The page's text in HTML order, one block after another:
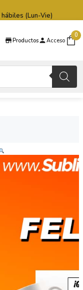
Productos Acceso
0
(Lun-Vie)